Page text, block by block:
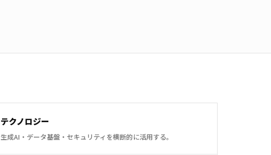
テクノロジー
生成AI・データ基盤・セキュリティを横断的に活用する。